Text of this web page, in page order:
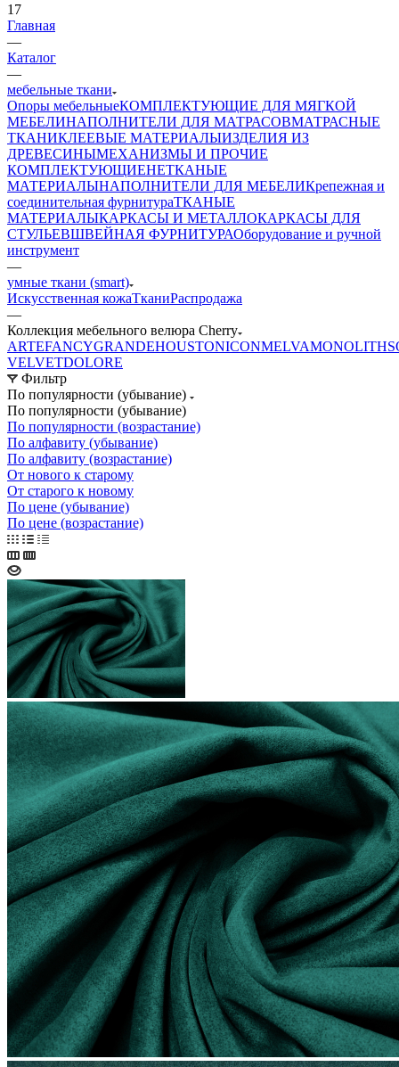
17
Главная
—
Каталог
—
мебельные ткани
Опоры мебельныеКОМПЛЕКТУЮЩИЕ ДЛЯ МЯГКОЙ
МЕБЕЛИНАПОЛНИТЕЛИ ДЛЯ МАТРАСОВМАТРАСНЫЕ
ТКАНИКЛЕЕВЫЕ МАТЕРИАЛЫИЗДЕЛИЯ ИЗ
ДРЕВЕСИНЫМЕХАНИЗМЫ И ПРОЧИЕ
КОМПЛЕКТУЮЩИЕНЕТКАНЫЕ
МАТЕРИАЛЫНАПОЛНИТЕЛИ ДЛЯ МЕБЕЛИКрепежная и
соединительная фурнитураТКАНЫЕ
МАТЕРИАЛЫКАРКАСЫ И МЕТАЛЛОКАРКАСЫ ДЛЯ
СТУЛЬЕВШВЕЙНАЯ ФУРНИТУРАОборудование и ручной
инструмент
—
умные ткани (smart)
Искусственная кожаТканиРаспродажа
—
Коллекция мебельного велюра Cherry
ARTEFANCYGRANDEHOUSTONICONMELVAMONOLITH
VELVETDOLORE
Фильтр
По популярности (убывание)
По популярности (убывание)
По популярности (возрастание)
По алфавиту (убывание)
По алфавиту (возрастание)
От нового к старому
От старого к новому
По цене (убывание)
По цене (возрастание)